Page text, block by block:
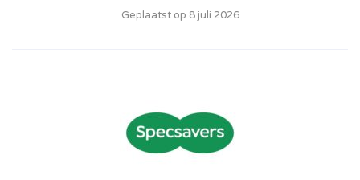
Geplaatst op 8 juli 2026